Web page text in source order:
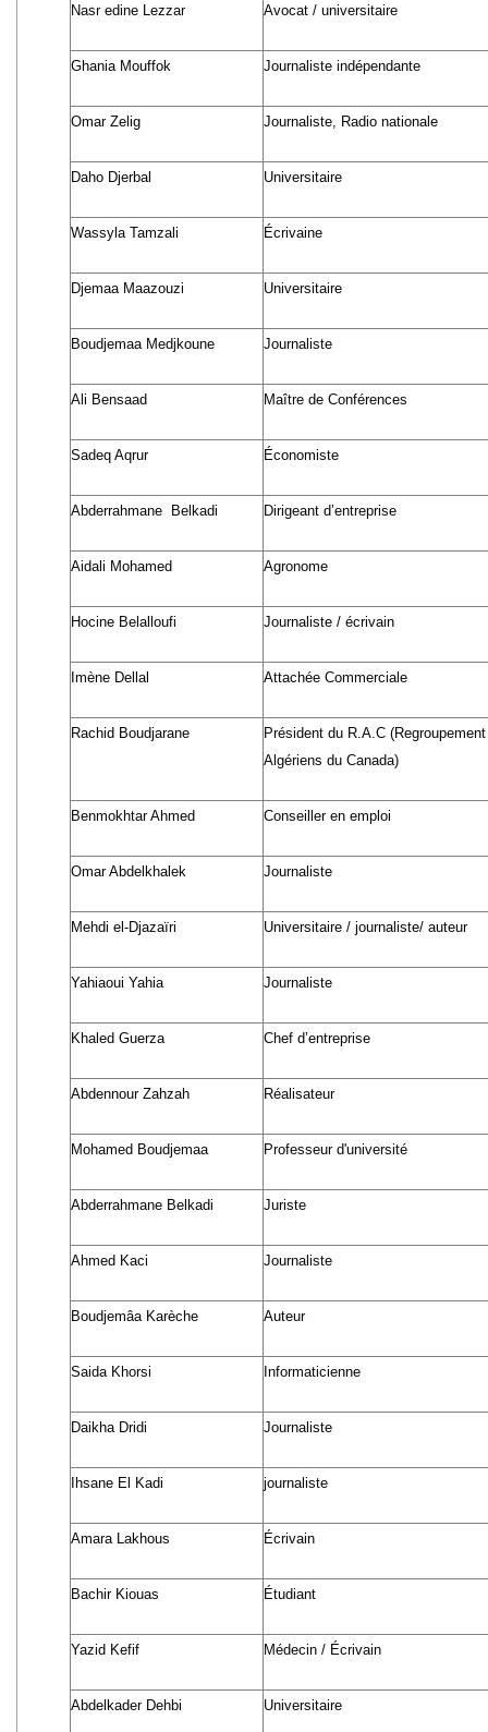
Nasr edine Lezzar Avocat / universitaire
Ghania Mouffok Journaliste indépendante
Omar Zelig Journaliste, Radio nationale
Daho Djerbal Universitaire
Wassyla Tamzali Écrivaine
Djemaa Maazouzi Universitaire
Boudjemaa Medjkoune Journaliste
Ali Bensaad Maître de Conférences
Sadeq Aqrur Économiste
Abderrahmane Belkadi Dirigeant d’entreprise
Aidali Mohamed Agronome
Hocine Belalloufi Journaliste / écrivain
Imène Dellal Attachée Commerciale
Rachid Boudjarane
Président du R.A.C
Algériens du Canada)
Benmokhtar Ahmed Conseiller en emploi
Omar Abdelkhalek Journaliste
Mehdi el-Djazaïri Universitaire / journaliste/ auteur
Yahiaoui Yahia Journaliste
Khaled Guerza Chef d’entreprise
Abdennour Zahzah Réalisateur
Mohamed Boudjemaa Professeur d'université
Abderrahmane Belkadi Juriste
Ahmed Kaci Journaliste
Boudjemâa Karèche Auteur
Saida Khorsi Informaticienne
Daikha Dridi Journaliste
Ihsane El Kadi journaliste
Amara Lakhous Écrivain
Bachir Kiouas Étudiant
Yazid Kefif Médecin / Écrivain
Abdelkader Dehbi Universitaire